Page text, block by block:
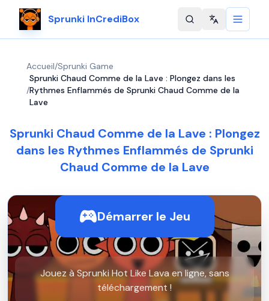
Sprunki InCrediBox Change
Accueil/Sprunki Game
/
Sprunki Chaud Comme de la Lave : Plongez dans les
Rythmes Enflammés de Sprunki Chaud Comme de la
Lave
Sprunki Chaud Comme de la Lave : Plongez
dans les Rythmes Enflammés de Sprunki
Chaud Comme de la Lave
Démarrer le Jeu
Jouez à Sprunki Hot Like Lava en ligne, sans
téléchargement !